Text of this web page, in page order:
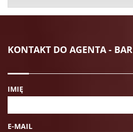
KONTAKT DO AGENTA -
IMIĘ
E-MAIL